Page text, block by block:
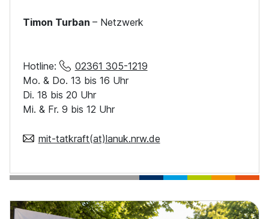
Timon Turban – Netzwerk
Hotline:
02361 305-1219
Mo. & Do. 13 bis 16 Uhr
Di. 18 bis 20 Uhr
Mi. & Fr. 9 bis 12 Uhr
mit-tatkraft(at)lanuk.nrw.de